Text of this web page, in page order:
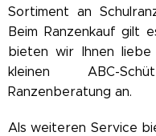
Sortiment an
Beim Ranzenkauf gilt
bieten wir Ihnen
kleinen ABC-
Ranzenberatung an.
Als weiteren Service